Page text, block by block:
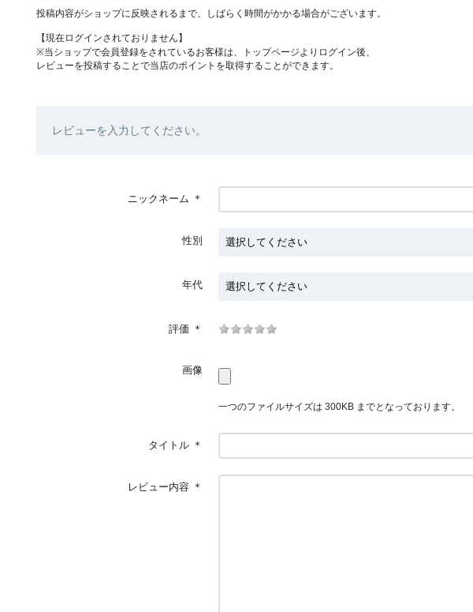
投稿内容がショップに反映されるまで、しばらく時間がかかる場合がございます。
【現在ログインされておりません】
※当ショップで会員登録をされているお客様は、トップページよりログイン後、
レビューを投稿することで当店のポイントを取得することができます。
レビューを入力してください。
ニックネーム ＊
性別
年代
評価 ＊
画像
一つのファイルサイズは 300KB までとなっております。
タイトル ＊
レビュー内容 ＊